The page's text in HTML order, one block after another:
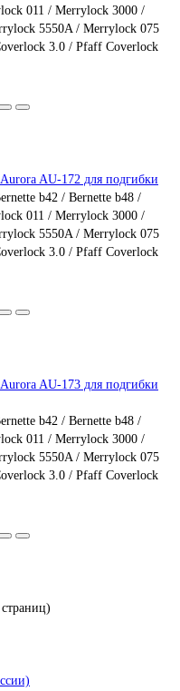
011 / Merrylock 3000 /
5550A / Merrylock 075
3.0 / Pfaff Coverlock
AU-172 для подгибки
b42 / Bernette b48 /
011 / Merrylock 3000 /
5550A / Merrylock 075
3.0 / Pfaff Coverlock
AU-173 для подгибки
b42 / Bernette b48 /
011 / Merrylock 3000 /
5550A / Merrylock 075
3.0 / Pfaff Coverlock